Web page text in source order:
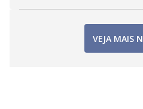
VEJA MAIS